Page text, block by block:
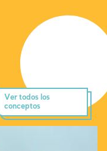
Ver todos los
conceptos